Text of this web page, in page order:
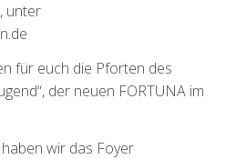
unter
für euch die Pforten des
der neuen FORTUNA im
wir das Foyer